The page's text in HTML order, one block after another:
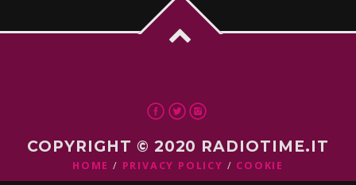
COPYRIGHT © 2020 RADIOTIME.IT
HOME PRIVACY POLICY COOKIE